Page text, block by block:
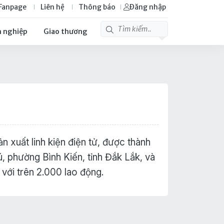
Liên hệ Thông báo Đăng nhập
nghiệp Giao thương
xuất linh kiện điện tử, được thành
phường Bình Kiến, tỉnh Đắk Lắk, và
trên 2.000 lao động.